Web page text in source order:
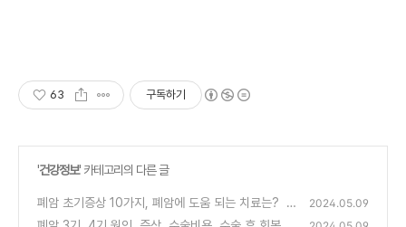
63 구독하기
'건강정보' 카테고리의 다른 글
폐암 초기증상 10가지, 폐암에 도움 되는 치료는?
(4
7)
2024.05.09